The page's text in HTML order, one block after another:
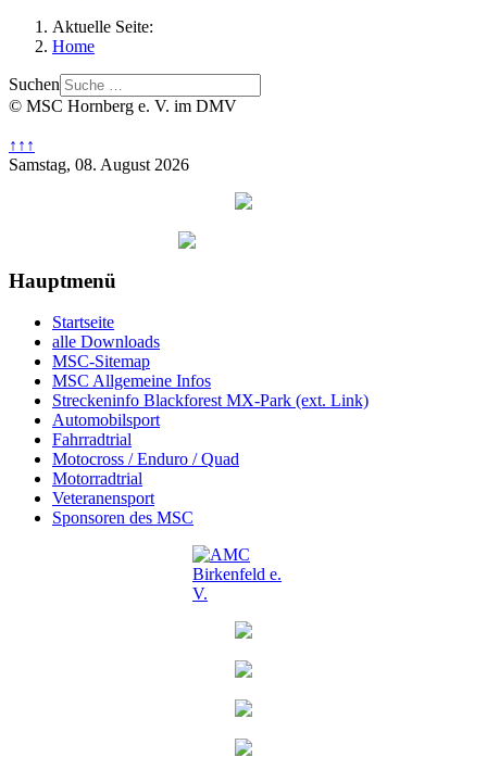
Aktuelle Seite:
Home
Suchen
© MSC Hornberg e. V. im DMV
↑↑↑
Samstag, 08. August 2026
Hauptmenü
Startseite
alle Downloads
MSC-Sitemap
MSC Allgemeine Infos
Streckeninfo Blackforest MX-Park (ext. Link)
Automobilsport
Fahrradtrial
Motocross / Enduro / Quad
Motorradtrial
Veteranensport
Sponsoren des MSC